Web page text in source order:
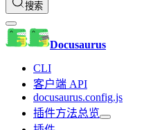
搜索
Docusaurus
CLI
客户端 API
docusaurus.config.js
插件方法总览